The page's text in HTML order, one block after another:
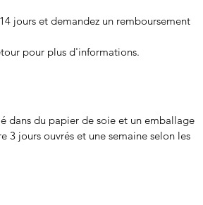
jours et demandez un remboursement
pour plus d'informations.
dans du papier de soie et un emballage
3 jours ouvrés et une semaine selon les